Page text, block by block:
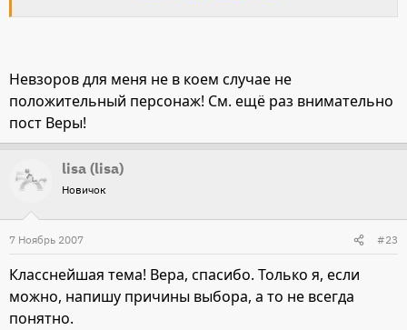
Невзоров для меня не в коем случае не
положительный персонаж! См. ещё раз внимательно
пост Веры!
lisa (lisa)
Новичок
7 Ноябрь 2007 #23
Класснейшая тема! Вера, спасибо. Только я, если
можно, напишу причины выбора, а то не всегда
понятно.